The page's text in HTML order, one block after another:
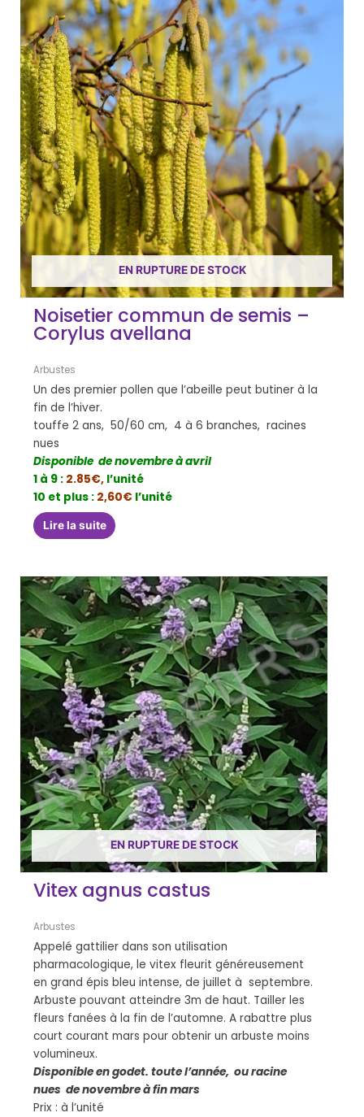
EN RUPTURE DE STOCK
Noisetier commun de semis –
Corylus avellana
Arbustes
Un des premier pollen que l’abeille peut butiner à la
fin de l’hiver.
touffe 2 ans, 50/60 cm, 4 à 6 branches, racines
nues
Disponible de novembre à avril
1 à 9 : 2.85€, l’unité
10 et plus : 2,60€ l’unité
Lire la suite
EN RUPTURE DE STOCK
Vitex agnus castus
Arbustes
Appelé gattilier dans son utilisation
pharmacologique, le vitex fleurit généreusement
en grand épis bleu intense, de juillet à septembre.
Arbuste pouvant atteindre 3m de haut. Tailler les
fleurs fanées à la fin de l’automne. A rabattre plus
court courant mars pour obtenir un arbuste moins
volumineux.
Disponible en godet. toute l’année, ou racine
nues de novembre à fin mars
Prix : à l’unité